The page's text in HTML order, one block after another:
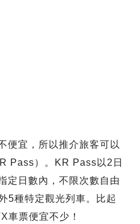
便宜，所以推介旅客可以
Pass）。KR Pass以2日
定日數內，不限次數自由
5種特定觀光列車。比起
車票便宜不少！